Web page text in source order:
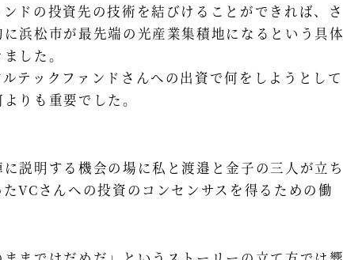
ドの投資先の技術を結びけることができれば、さ
浜松市が最先端の光産業集積地になるという具体
した。
テックファンドさんへの出資で何をしようとして
りも重要でした。
説明する機会の場に私と渡邉と金子の三人が立ち
VCさんへの投資のコンセンサスを得るための働